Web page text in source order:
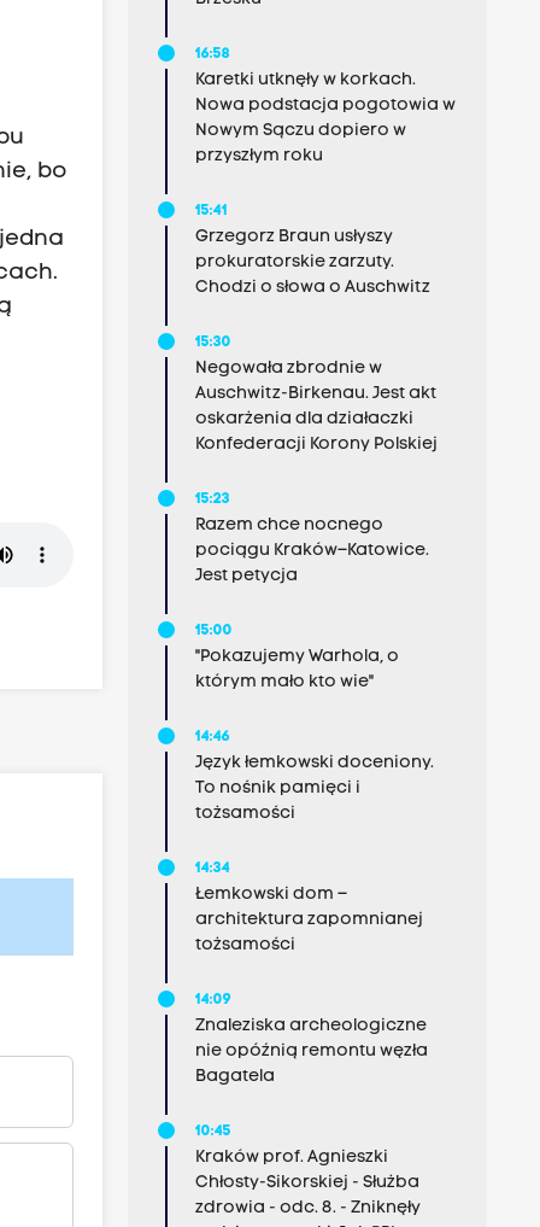
bo
16:58
Karetki utknęły w korkach.
Nowa podstacja pogotowia w
Nowym Sączu dopiero w
przyszłym roku
15:41
Grzegorz Braun usłyszy
prokuratorskie zarzuty.
Chodzi o słowa o Auschwitz
15:30
Negowała zbrodnie w
Auschwitz-Birkenau. Jest akt
oskarżenia dla działaczki
Konfederacji Korony Polskiej
15:23
Razem chce nocnego
pociągu Kraków–Katowice.
Jest petycja
15:00
"Pokazujemy Warhola, o
którym mało kto wie"
14:46
Język łemkowski doceniony.
To nośnik pamięci i
tożsamości
14:34
Łemkowski dom –
architektura zapomnianej
tożsamości
14:09
Znaleziska archeologiczne
nie opóźnią remontu węzła
Bagatela
10:45
Kraków prof. Agnieszki
Chłosty-Sikorskiej - Służba
zdrowia - odc. 8. - Zniknęły